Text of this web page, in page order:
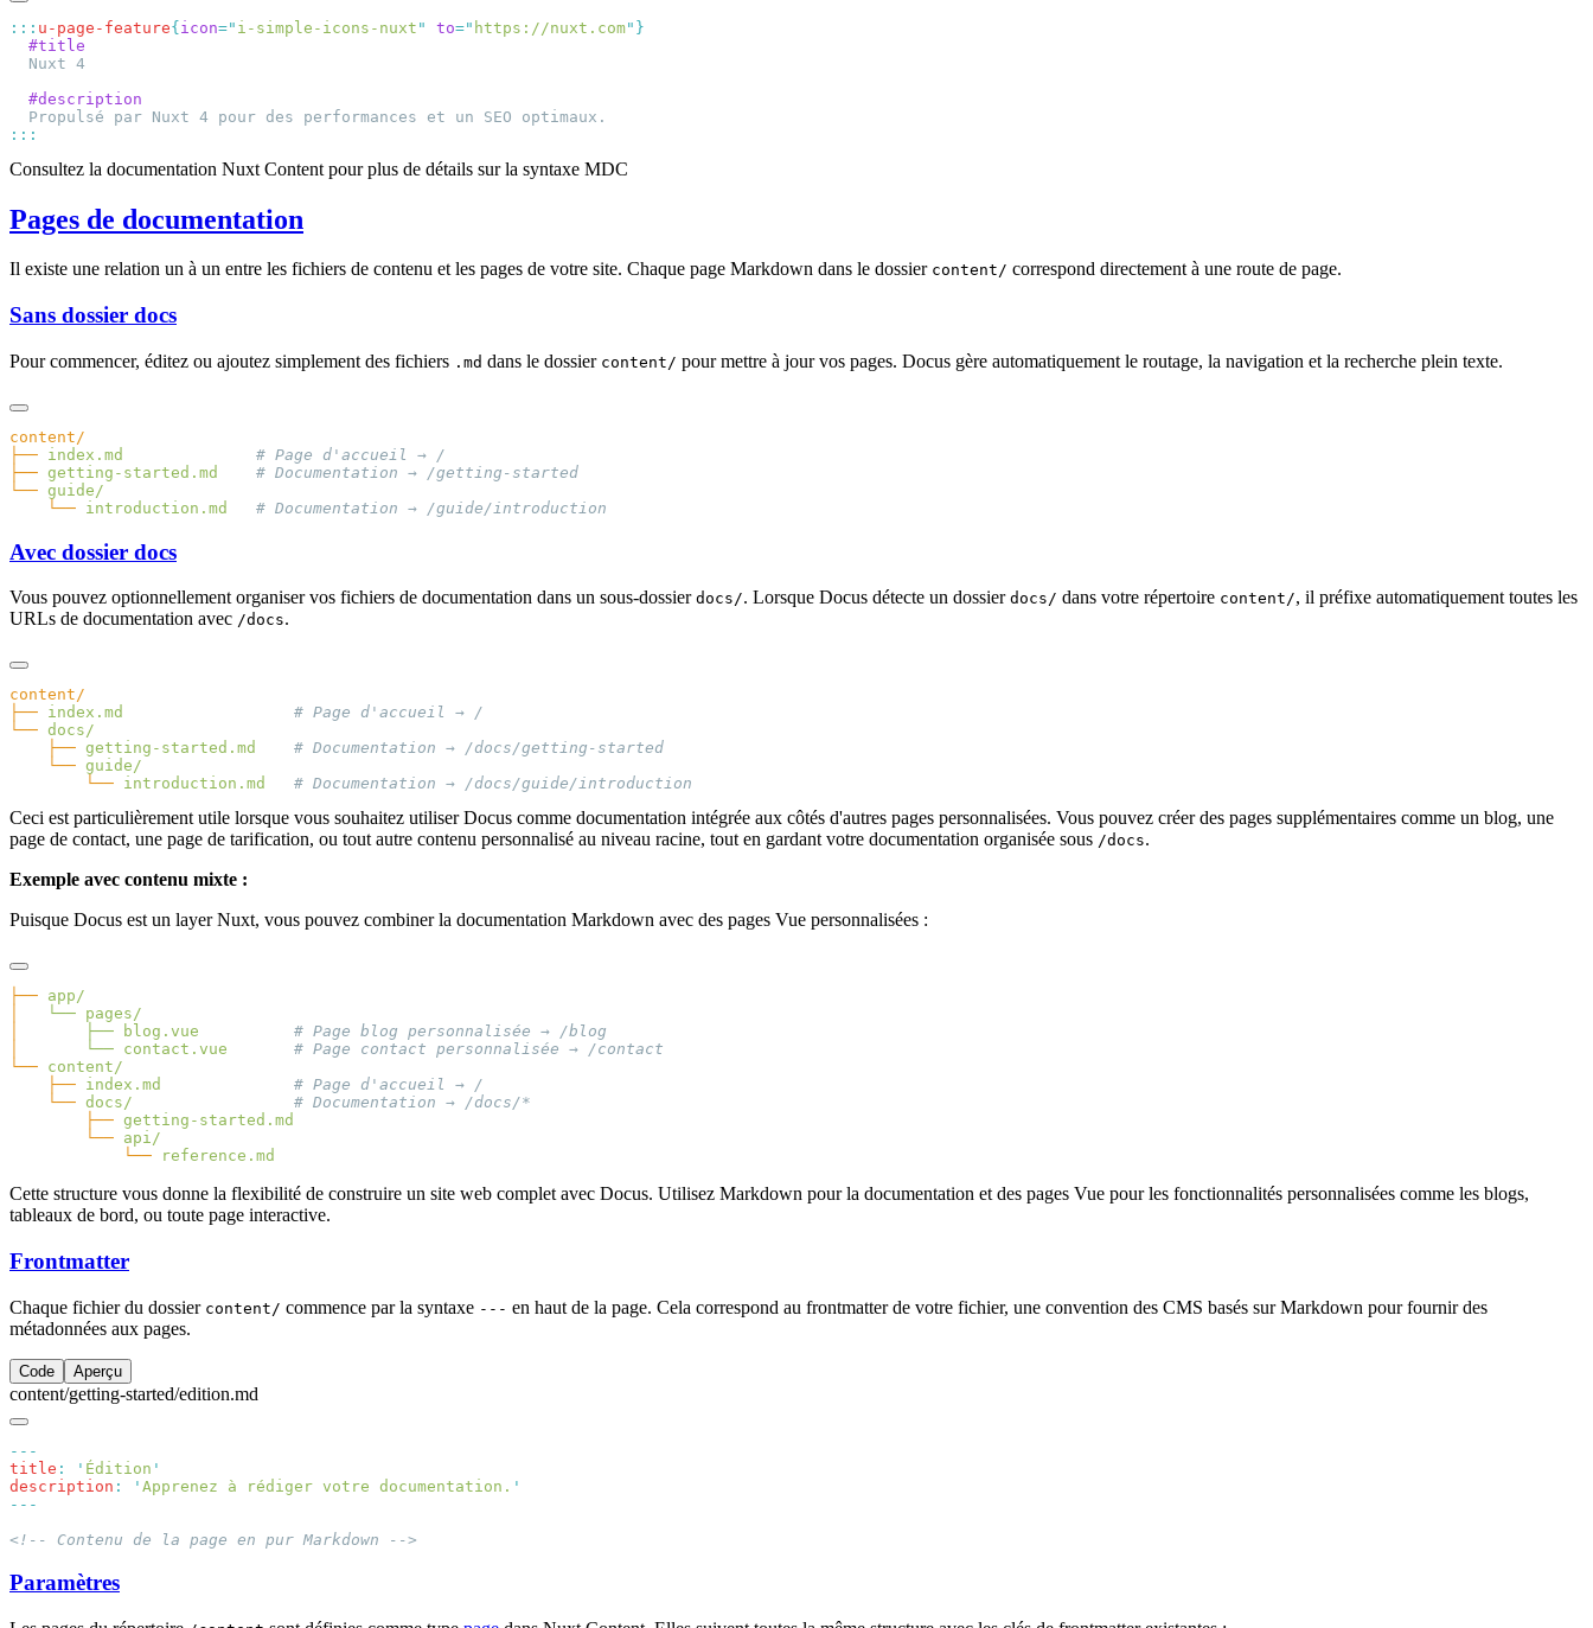
::: u-page-feature{icon=" i-simple-icons-nuxt " to=" https://nuxt.com"
Consultez la documentation Nuxt Content pour plus de détails sur la syntaxe MDC
Pages de documentation
Il existe une relation un à un entre les fichiers de contenu et les pages de votre site. Chaque page Markdown dans le dossier content/ correspond directement à une route de page.
Sans dossier docs
Pour commencer, éditez ou ajoutez simplement des fichiers .md dans le dossier content/ pour mettre à jour vos pages. Docus gère automatiquement le routage, la navigation et la recherche plein texte.
├── index.md
├── getting-started.md
└──
    └──
introduction.md
Avec dossier docs
Vous pouvez optionnellement organiser vos fichiers de documentation dans un sous-dossier docs/. Lorsque Docus détecte un dossier docs/ dans votre répertoire content/, il préfixe automatiquement toutes les
URLs de documentation avec /docs.
├── index.md
└──
    ├──
getting-started.md
    └──
        └──
introduction.md
Ceci est particulièrement utile lorsque vous souhaitez utiliser Docus comme documentation intégrée aux côtés d'autres pages personnalisées. Vous pouvez créer des pages supplémentaires comme un blog, une
page de contact, une page de tarification, ou tout autre contenu personnalisé au niveau racine, tout en gardant votre documentation organisée sous /docs.
Exemple avec contenu mixte :
Puisque Docus est un layer Nuxt, vous pouvez combiner la documentation Markdown avec des pages Vue personnalisées :
├──
   └──
       ├──
blog.vue
       └──
contact.vue
└──
    ├──
index.md
    └──
docs/
        ├──
        └──
            └──
Cette structure vous donne la flexibilité de construire un site web complet avec Docus. Utilisez Markdown pour la documentation et des pages Vue pour les fonctionnalités personnalisées comme les blogs,
tableaux de bord, ou toute page interactive.
Frontmatter
Chaque fichier du dossier content/ commence par la syntaxe --- en haut de la page. Cela correspond au frontmatter de votre fichier, une convention des CMS basés sur Markdown pour fournir des
métadonnées aux pages.
Code Aperçu
content/getting-started/edition.md
title : ' Édition
description : ' Apprenez à rédiger votre documentation.
Paramètres